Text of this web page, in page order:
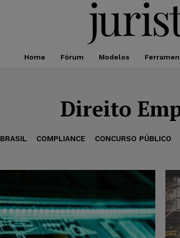
Home Fórum Modelos
Direito
BRASIL COMPLIANCE CONCURSO PÚBLICO